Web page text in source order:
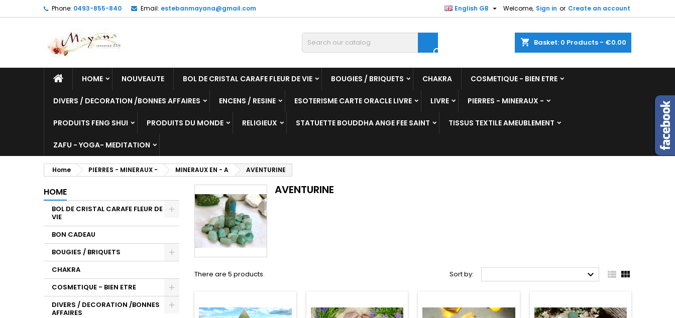
Phone: 0493-855-840 Email: estebanmayana@gmail.com Welcome, Sign in or Create an account
English GB 
shopping_cart Basket: 0 Products - €0.00

HOME NOUVEAUTE BOL DE CRISTAL CARAFE FLEUR DE VIE BOUGIES / BRIQUETS CHAKRA COSMETIQUE - BIEN ETRE
DIVERS / DECORATION /BONNES AFFAIRES ENCENS / RESINE ESOTERISME CARTE ORACLE LIVRE LIVRE PIERRES - MINERAUX -
PRODUITS FENG SHUI PRODUITS DU MONDE RELIGIEUX STATUETTE BOUDDHA ANGE FEE SAINT TISSUS TEXTILE AMEUBLEMENT
ZAFU - YOGA- MEDITATION
Home PIERRES - MINERAUX - MINERAUX EN - A AVENTURINE
HOME
BOL DE CRISTAL CARAFE FLEUR DE
VIE
BON CADEAU
BOUGIES / BRIQUETS
CHAKRA
COSMETIQUE - BIEN ETRE
DIVERS / DECORATION /BONNES
AFFAIRES
AVENTURINE
There are 5 products. Sort by:   